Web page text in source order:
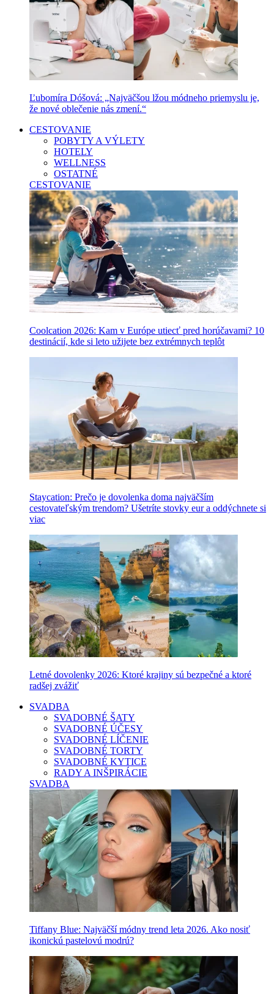
Ľubomíra Dóšová: „Najväčšou lžou módneho priemyslu je,
že nové oblečenie nás zmení.“
CESTOVANIE
POBYTY A VÝLETY
HOTELY
WELLNESS
OSTATNÉ
CESTOVANIE
Coolcation 2026: Kam v Európe utiecť pred horúčavami? 10
destinácií, kde si leto užijete bez extrémnych teplôt
Staycation: Prečo je dovolenka doma najväčším
cestovateľským trendom? Ušetríte stovky eur a oddýchnete si
viac
Letné dovolenky 2026: Ktoré krajiny sú bezpečné a ktoré
radšej zvážiť
SVADBA
SVADOBNÉ ŠATY
SVADOBNÉ ÚČESY
SVADOBNÉ LÍČENIE
SVADOBNÉ TORTY
SVADOBNÉ KYTICE
RADY A INŠPIRÁCIE
SVADBA
Tiffany Blue: Najväčší módny trend leta 2026. Ako nosiť
ikonickú pastelovú modrú?